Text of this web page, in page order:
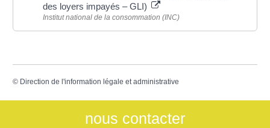
des loyers impayés – GLI)
Institut national de la consommation (INC)
© Direction de l'information légale et administrative
nous contacter